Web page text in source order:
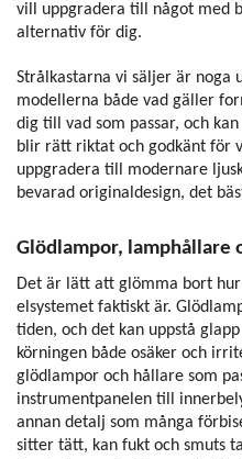
vill uppgradera till något med
alternativ för dig.
Strålkastarna vi säljer är noga
modellerna både vad gäller
dig till vad som passar, och
blir rätt riktat och godkänt för
uppgradera till modernare
bevarad originaldesign, det
Glödlampor, lamphållare
Det är lätt att glömma bort
elsystemet faktiskt är.
tiden, och det kan uppstå
körningen både osäker och
glödlampor och hållare som
instrumentpanelen till
annan detalj som många
sitter tätt, kan fukt och smuts